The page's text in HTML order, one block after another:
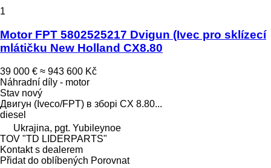
1
Motor FPT 5802525217 Dvigun (Ivec pro sklízecí
mlátičku New Holland CX8.80
39 000 € ≈ 943 600 Kč
Náhradní díly - motor
Stav nový
Двигун (Iveco/FPT) в зборі CX 8.80...
diesel
Ukrajina, pgt. Yubileynoe
TOV "TD LIDERPARTS"
Kontakt s dealerem
Přidat do oblíbených Porovnat